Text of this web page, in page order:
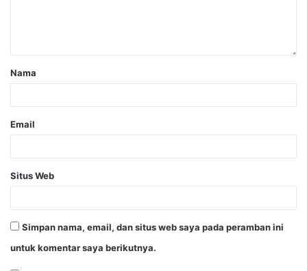
Nama
Email
Situs Web
Simpan nama, email, dan situs web saya pada peramban ini
untuk komentar saya berikutnya.